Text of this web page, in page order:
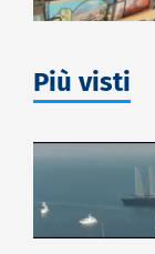
Più visti